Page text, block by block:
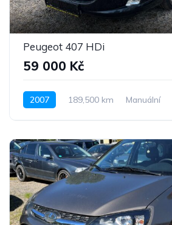
Peugeot 407 HDi
59 000 Kč
2007 189,500 km Manuální